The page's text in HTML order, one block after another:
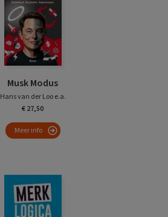
Musk Modus
Hans van der Loo e.a.
€ 27,50
Meer info